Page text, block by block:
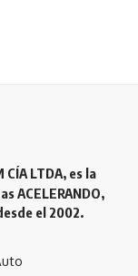
LTDA, es la
ACELERANDO,
el 2002.